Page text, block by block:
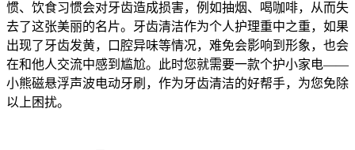
惯、饮食习惯会对牙齿造成损害，例如抽烟、喝咖啡，从而失
去了这张美丽的名片。
牙齿清洁作为个人护理重中之重，如果
出现了牙齿发黄，口腔异味等情况，难免会影响到形象，也会
在和他人交流中感到 尴尬。 此时您就需要一款个护小家电——
小熊磁悬浮声波电动牙刷 ， 作为牙齿清洁的好帮手， 为您免除
以上困扰。